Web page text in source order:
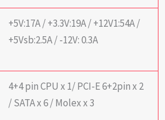
+5V:17А / +3.3V:19А / +12V1:54А /
+5Vsb:2.5A / -12V: 0.3А
4+4 pin CPU x 1/ PCI-E 6+2pin x 2
/ SATA x 6 / Molex x 3